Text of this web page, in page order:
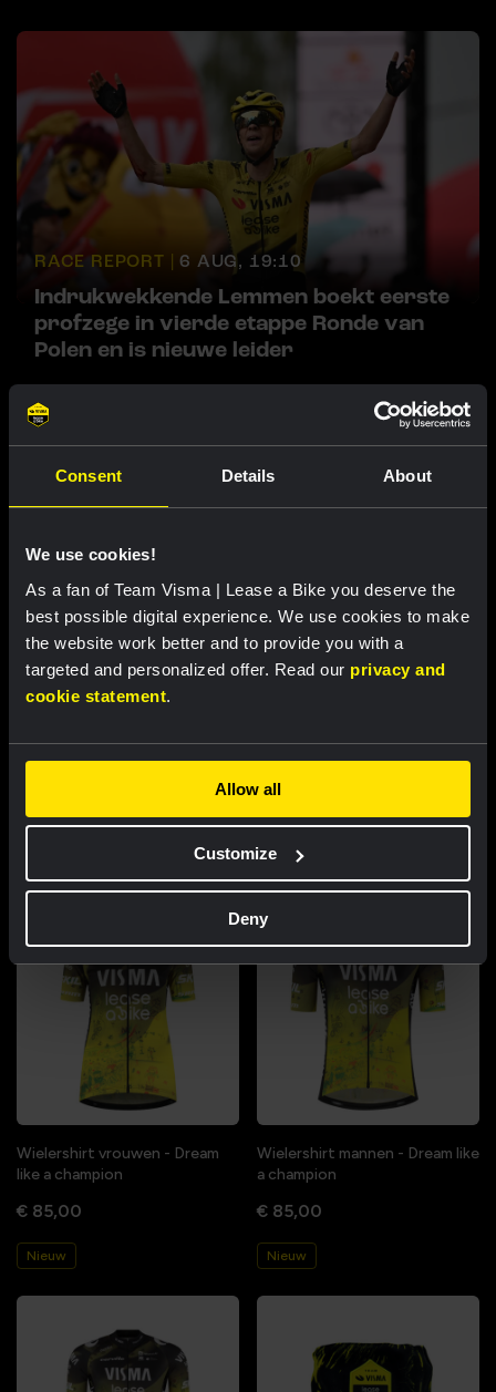
Consent Details About
We use cookies!
As a fan of Team Visma | Lease a Bike you deserve the
best possible digital experience. We use cookies to make
the website work better and to provide you with a
targeted and personalized offer. Read our privacy and
cookie statement.
Allow all
Customize
Deny
RACE REPORT | 6 AUG, 19:10
Indrukwekkende Lemmen boekt eerste
profzege in vierde etappe Ronde van
Polen en is nieuwe leider
RACE REPORT | 6 AUG, 17:30
Tulett handhaaft zich in top tien
klassement na zware bergetappe in
Uitgelichte producten
Wielershirt vrouwen - Dream
like a champion
€ 85,00
Nieuw
Wielershirt mannen - Dream like
a champion
€ 85,00
Nieuw